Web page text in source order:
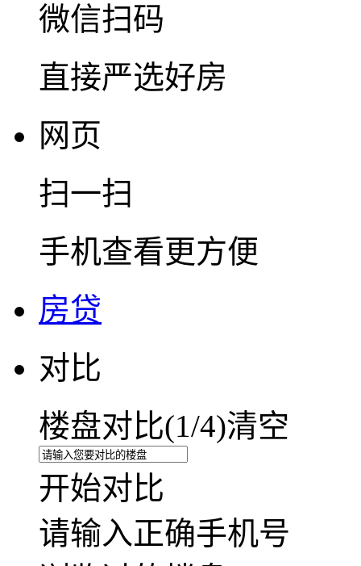
微信扫码
直接严选好房
网页
扫一扫
手机查看更方便
房贷
对比
楼盘对比(1/4)清空
开始对比
请输入正确手机号